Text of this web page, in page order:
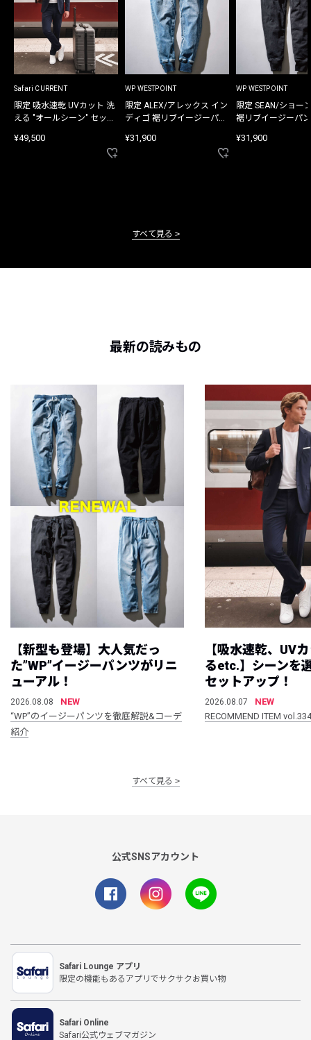
Safari CURRENT
限定 吸水速乾 UVカット 洗
える "オールシーン" セット
¥49,500
WP WESTPOINT
限定 ALEX/アレックス イン
ディゴ 裾リブイージーパン
¥31,900
WP WESTPOINT
限定 SEAN/ショー
裾リブイージーパ
¥31,900
すべて見る
最新の読みもの
【新型も登場】大人気だっ
た”WP”イージーパンツがリニ
ューアル！
2026.08.08
NEW
“WP”のイージーパンツを徹底解説&コーデ
紹介
【吸水速乾、UV
るetc.】シーンを
セットアップ！
2026.08.07
NEW
RECOMMEND ITEM vol.334
すべて見る
公式SNSアカウント
Safari Lounge アプリ
限定の機能もあるアプリでサクサクお買い物
Safari Online
Safari公式ウェブマガジン